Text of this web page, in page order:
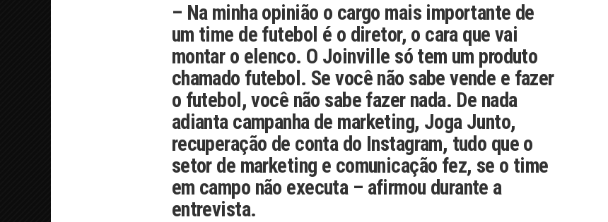
– Na minha opinião o cargo mais importante de
um time de futebol é o diretor, o cara que vai
montar o elenco. O Joinville só tem um produto
chamado futebol. Se você não sabe vende e fazer
o futebol, você não sabe fazer nada. De nada
adianta campanha de marketing, Joga Junto,
recuperação de conta do Instagram, tudo que o
setor de marketing e comunicação fez, se o time
em campo não executa – afirmou durante a
entrevista.